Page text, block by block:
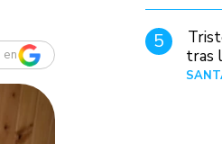
en
5
tras